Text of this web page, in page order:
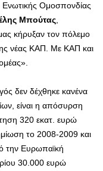
Ομοσπονδίας
Μπούτας,
κήρυξαν τον πόλεμο
νέας ΚΑΠ. Με ΚΑΠ και
δεν δέχθηκε κανένα
είναι η απόσυρση
320 εκατ. ευρώ
το 2008-2009 και
την Ευρωπαϊκή
30.000 ευρώ